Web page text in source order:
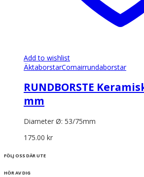
Add to wishlist
ÄktaborstarComairrundaborstar
RUNDBORSTE
mm
Diameter Ø: 53/75mm
175.00 kr
FÖLJ OSS DÄR UTE
HÖR AV DIG